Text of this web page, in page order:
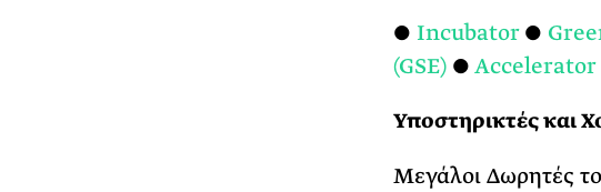
● Incubator●
(GSE)●Accelerator
Υποστηρικτές και
Μεγάλοι Δωρητές